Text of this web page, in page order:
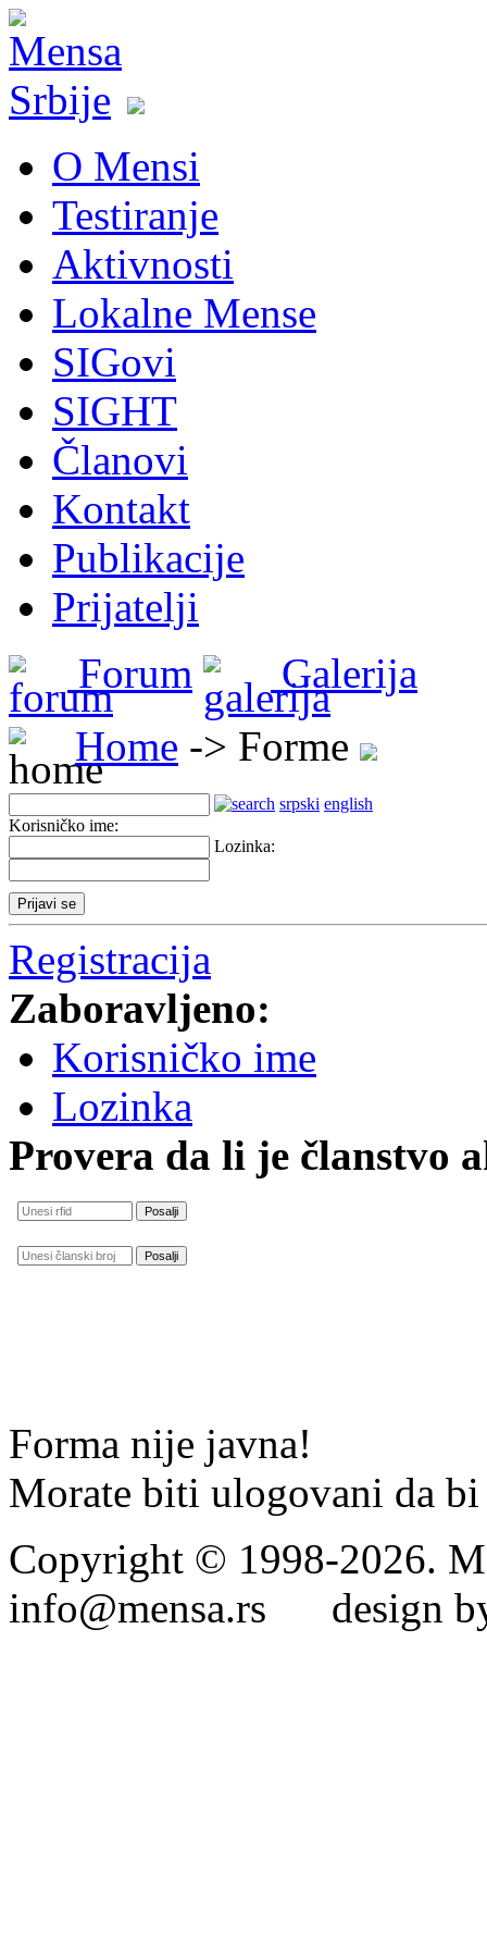
O Mensi
Testiranje
Aktivnosti
Lokalne Mense
SIGovi
SIGHT
Članovi
Kontakt
Publikacije
Prijatelji
Forum
Galerija
Home -> Forme
srpski english
Korisničko ime:
Lozinka:
Registracija
Zaboravljeno:
Korisničko ime
Lozinka
Provera da li je članstvo
Forma nije javna!
Morate biti ulogovani da
Copyright © 1998-2026.
info@mensa.rs design